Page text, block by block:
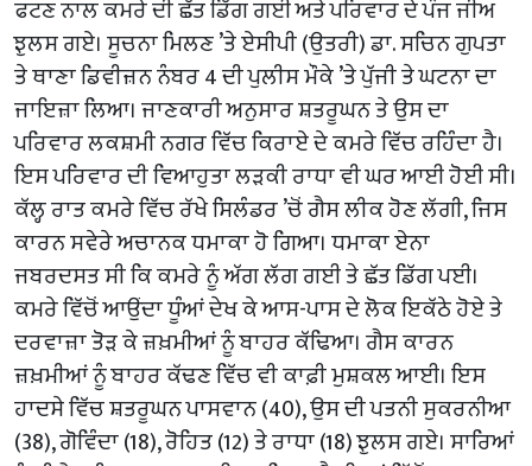
ਫਟਣ ਨਾਲ ਕਮਰੇ ਦੀ ਛੱਤ ਡਿੱਗ ਗਈ ਅਤੇ ਪਰਿਵਾਰ ਦੇ ਪੰਜ ਜੀਅ
ਝੁਲਸ ਗਏ। ਸੂਚਨਾ ਮਿਲਣ ’ਤੇ ਏਸੀਪੀ (ਉਤਰੀ) ਡਾ. ਸਚਿਨ ਗੁਪਤਾ
ਤੇ ਥਾਣਾ ਡਿਵੀਜ਼ਨ ਨੰਬਰ 4 ਦੀ ਪੁਲੀਸ ਮੌਕੇ ’ਤੇ ਪੁੱਜੀ ਤੇ ਘਟਨਾ ਦਾ
ਜਾਇਜ਼ਾ ਲਿਆ। ਜਾਣਕਾਰੀ ਅਨੁਸਾਰ ਸ਼ਤਰੂਘਨ ਤੇ ਉਸ ਦਾ
ਪਰਿਵਾਰ ਲਕਸ਼ਮੀ ਨਗਰ ਵਿੱਚ ਕਿਰਾਏ ਦੇ ਕਮਰੇ ਵਿੱਚ ਰਹਿੰਦਾ ਹੈ।
ਇਸ ਪਰਿਵਾਰ ਦੀ ਵਿਆਹੁਤਾ ਲੜਕੀ ਰਾਧਾ ਵੀ ਘਰ ਆਈ ਹੋਈ ਸੀ।
ਕੱਲ੍ਹ ਰਾਤ ਕਮਰੇ ਵਿੱਚ ਰੱਖੇ ਸਿਲੰਡਰ ’ਚੋਂ ਗੈਸ ਲੀਕ ਹੋਣ ਲੱਗੀ, ਜਿਸ
ਕਾਰਨ ਸਵੇਰੇ ਅਚਾਨਕ ਧਮਾਕਾ ਹੋ ਗਿਆ। ਧਮਾਕਾ ਏਨਾ
ਜਬਰਦਸਤ ਸੀ ਕਿ ਕਮਰੇ ਨੂੰ ਅੱਗ ਲੱਗ ਗਈ ਤੇ ਛੱਤ ਡਿੱਗ ਪਈ।
ਕਮਰੇ ਵਿੱਚੋਂ ਆਉਂਦਾ ਧੂੰਆਂ ਦੇਖ ਕੇ ਆਸ-ਪਾਸ ਦੇ ਲੋਕ ਇਕੱਠੇ ਹੋਏ ਤੇ
ਦਰਵਾਜ਼ਾ ਤੋੜ ਕੇ ਜ਼ਖ਼ਮੀਆਂ ਨੂੰ ਬਾਹਰ ਕੱਢਿਆ। ਗੈਸ ਕਾਰਨ
ਜ਼ਖ਼ਮੀਆਂ ਨੂੰ ਬਾਹਰ ਕੱਢਣ ਵਿੱਚ ਵੀ ਕਾਫ਼ੀ ਮੁਸ਼ਕਲ ਆਈ। ਇਸ
ਹਾਦਸੇ ਵਿੱਚ ਸ਼ਤਰੂਘਨ ਪਾਸਵਾਨ (40), ਉਸ ਦੀ ਪਤਨੀ ਸੁਕਰਨੀਆ
(38), ਗੋਵਿੰਦਾ (18), ਰੋਹਿਤ (12) ਤੇ ਰਾਧਾ (18) ਝੁਲਸ ਗਏ। ਸਾਰਿਆਂ